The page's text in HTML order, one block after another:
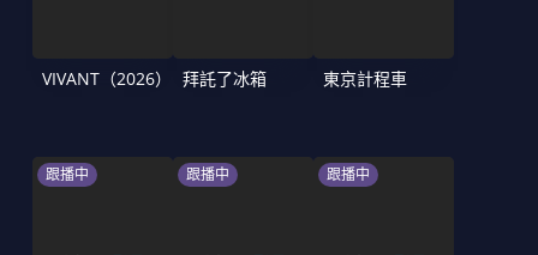
VIVANT（2026） 拜託了冰箱 東京計程車
跟播中 跟播中 跟播中